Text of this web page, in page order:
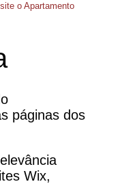
o Apartamento
páginas dos
Wix,